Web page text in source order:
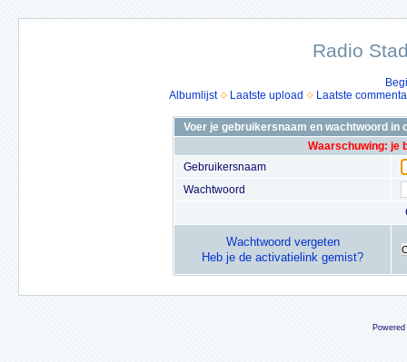
Radio
Albumlijst
Laatste upload Laatste
Voer je gebruikersnaam en wachtwoord in
Waarschuwing: je
Gebruikersnaam
Wachtwoord
Wachtwoord vergeten
Heb je de activatielink gemist?